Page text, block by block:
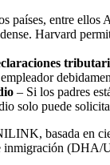
países, entre
Harvard
– Si los padres
solo puede
basada en
inmigración